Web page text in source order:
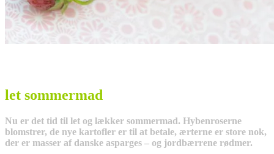
let sommermad
Nu er det tid til let og lækker sommermad. Hybenroserne
blomstrer, de nye kartofler er til at betale, ærterne er store nok,
der er masser af danske asparges – og jordbærrene rødmer.